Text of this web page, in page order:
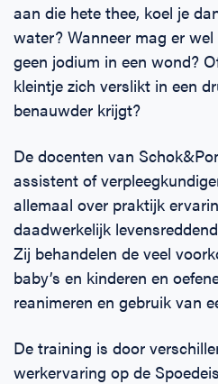
aan die hete thee, koel je
water? Wanneer mag er
geen jodium in een wond?
kleintje zich verslikt in een
benauwder krijgt?
De docenten van
assistent of
allemaal over praktijk
daadwerkelijk
Zij behandelen de veel
baby’s en kinderen en
reanimeren en gebruik van
De training is door
werkervaring op de